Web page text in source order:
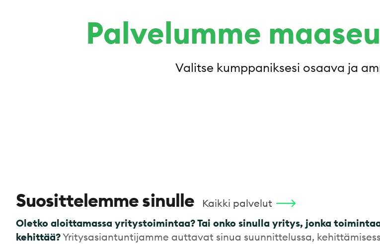
Palvelumme
Valitse kumppaniksesi osaava ja
Suosittelemme sinulle
Kaikki palvelut
Oletko aloittamassa yritystoimintaa? Tai onko sinulla yritys, jonka
kehittää?Yritysasiantuntijamme auttavat sinua suunnittelussa,